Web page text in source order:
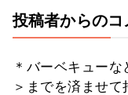
投稿者からのコ
＊バーベキュー
＞までを済ませて